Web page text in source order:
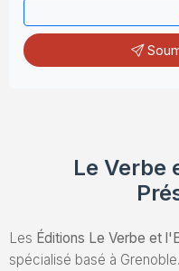
Le Verbe
Les Éditions Le Verbe et
spécialisé basé à